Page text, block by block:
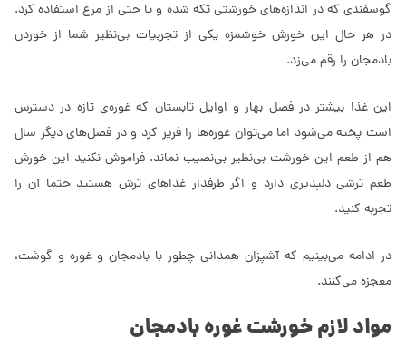
گوسفندی که در اندازه‌های خورشتی تکه شده و یا حتی از مرغ استفاده کرد.
در هر حال این خورش خوشمزه یکی از تجربیات بی‌نظیر شما از خوردن
بادمجان را رقم می‌زد.
این غذا بیشتر در فصل بهار و اوایل تابستان که غوره‌ی تازه در دسترس
است پخته می‌شود اما می‌توان غوره‌ها را فریز کرد و در فصل‌های دیگر سال
هم از طعم این خورشت بی‌نظیر بی‌نصیب نماند. فراموش نکنید این خورش
طعم ترشی دلپذیری دارد و اگر طرفدار غذاهای ترش هستید حتما آن را
تجربه کنید.
در ادامه می‌بینیم که آشپزان همدانی چطور با بادمجان و غوره و گوشت،
معجزه می‌کنند.
مواد لازم خورشت غوره بادمجان